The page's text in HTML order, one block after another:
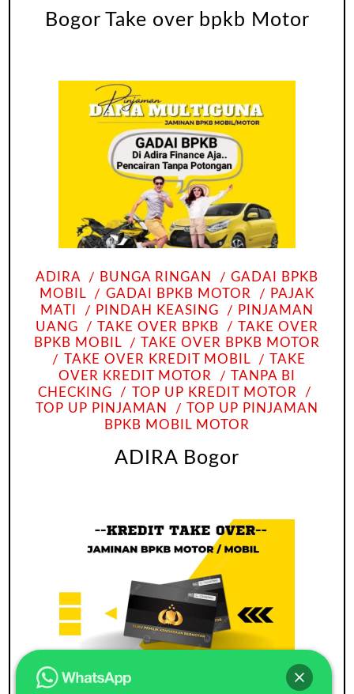
Bogor Take over bpkb Motor
ADIRA BUNGA RINGAN
GADAI BPKB
MOBIL
GADAI BPKB MOTOR
PAJAK
MATI
PINDAH KEASING
PINJAMAN
UANG
TAKE OVER BPKB
TAKE OVER
BPKB MOBIL
TAKE OVER BPKB MOTOR
TAKE OVER KREDIT MOBIL
TAKE
OVER KREDIT MOTOR
TANPA BI
CHECKING
TOP UP KREDIT MOTOR
TOP UP PINJAMAN
TOP UP PINJAMAN
BPKB MOBIL MOTOR
ADIRA Bogor